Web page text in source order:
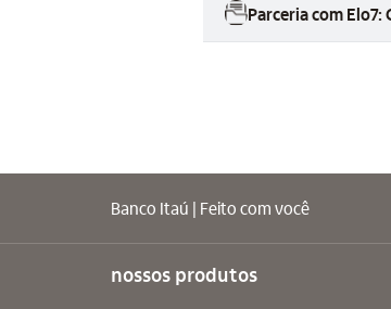
Parceria com
Banco Itaú | Feito com você
nossos produtos